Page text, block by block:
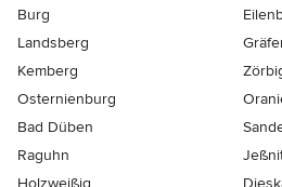
Burg
Landsberg
Kemberg
Osternienburg
Bad Düben
Raguhn
Holzweißig